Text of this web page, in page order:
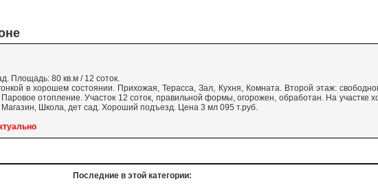
Площадь: 80 кв.м / 12 соток.
в хорошем состоянии. Прихожая, Терасса, Зал, Кухня, Комната. Второй этаж:
отопление. Участок 12 соток, правильной формы, огорожен, обработан. На участке
Школа, дет сад. Хороший подъезд. Цена 3 мл 095 т.руб.
Последние в этой категории: